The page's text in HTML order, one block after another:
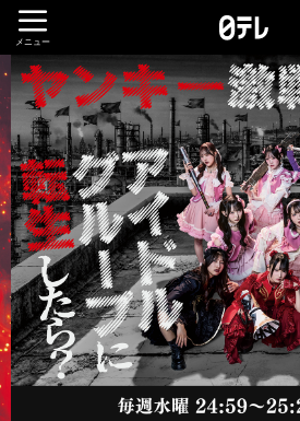
メニュー